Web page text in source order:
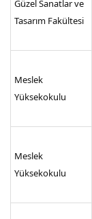
Güzel Sanatlar ve
Tasarım Fakültesi
Meslek
Yüksekokulu
Meslek
Yüksekokulu